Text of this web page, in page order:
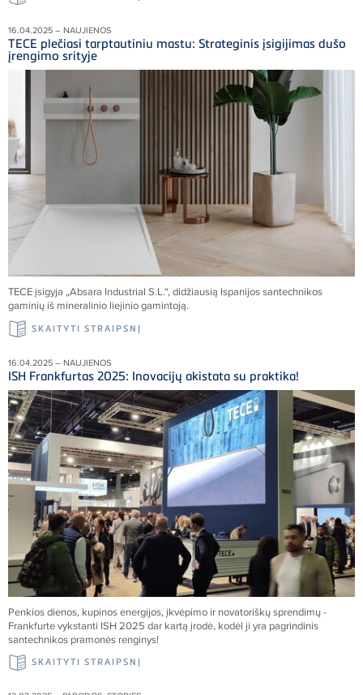
16.04.2025 – NAUJIENOS
TECE plečiasi tarptautiniu mastu: Strateginis įsigijimas dušo
įrengimo srityje
TECE įsigyja „Absara Industrial S.L.“, didžiausią Ispanijos santechnikos
gaminių iš mineralinio liejinio gamintoją.
SKAITYTI STRAIPSNĮ
16.04.2025 – NAUJIENOS
ISH Frankfurtas 2025: Inovacijų akistata su praktika!
Penkios dienos, kupinos energijos, įkvėpimo ir novatoriškų sprendimų -
Frankfurte vykstanti ISH 2025 dar kartą įrodė, kodėl ji yra pagrindinis
santechnikos pramonės renginys!
SKAITYTI STRAIPSNĮ